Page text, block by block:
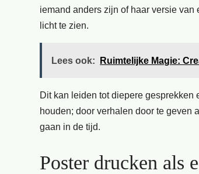
iemand anders zijn of haar versie
licht te zien.
Lees ook: Ruimtelijke Magie:
Dit kan leiden tot diepere gesprekken
houden; door verhalen door te geven
gaan in de tijd.
Poster drucken als